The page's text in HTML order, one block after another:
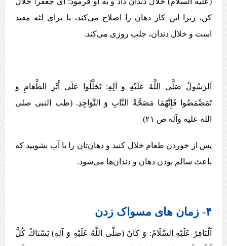
کن، زیرا این کار دهان را اصلاح می‌کند، یا برای لثه مفید
است و خلال دندان، جلب روزی می‌کند.
اَلرَسُولُ صَلَّی اللَّهُ عَلَيْهِ وَ آلِهِ:‏‏ تَخَلَّلُوا عَلَی أَثَرِ الطَّعَامِ وَ
تَمَضْمَضُوا فَإِنَّهُمَا مَصَحَّةُ النَّابِ وَ النَّوَاجِدِ. (طب النبی صلی
الله علیه وآله ص ۲۱)
پس از خوردن طعام خلال كنيد و دهان‌تان را با آب بشوييد كه
باعث سالم بودن دهان و دندان‌ها می‌شود.
۴- زمان های مسواک زدن
اَلْبَاقِرُ عَلَيْهِ السَّلَامُ: وَ كَانَ (صَلَّی اللَّهُ عَلَيْهِ وَ آلِهِ) يَسْتَاكُ كُلَّ